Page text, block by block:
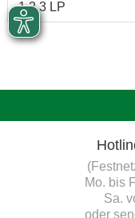
1 2 3 LP
Mo. bis
Sa.
oder